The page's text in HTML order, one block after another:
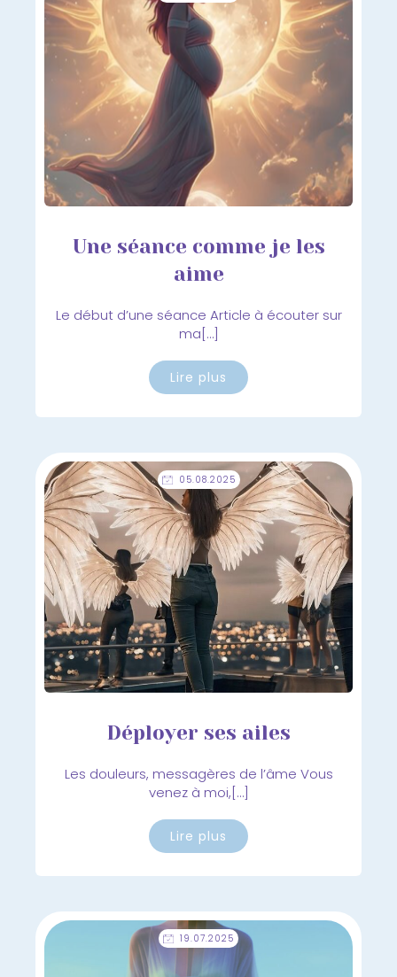
Une séance comme je les
aime
Le début d’une séance Article à écouter sur
ma[…]
Lire plus
05.08.2025
Déployer ses ailes
Les douleurs, messagères de l’âme Vous
venez à moi,[…]
Lire plus
19.07.2025